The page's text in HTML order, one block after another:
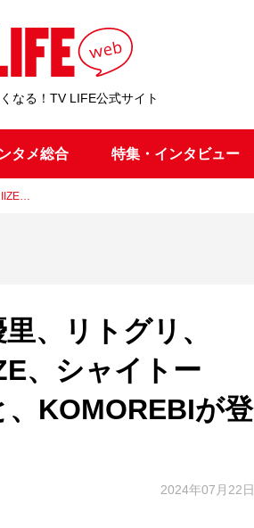
なる！TV LIFE公式サイト
タメ総合 特集・インタビュー
、リトグリ、
、シャイトー
KOMOREBIが登
2024年07月22日